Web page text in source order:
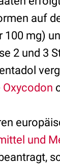
auf
100 mg)
2 und 3
Oxycodon
und